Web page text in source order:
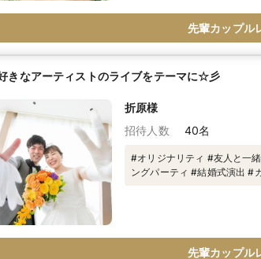
先輩カップル
きなアーティストのライブをテーマに☆彡
折原様
招待人数
40名
#オリジナリティ #友人と一
ングパーティ #結婚式演出
先輩カップル